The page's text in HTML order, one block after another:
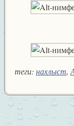
теги: нахлыст,